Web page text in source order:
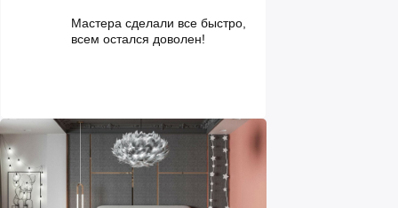
Мастера сделали все быстро,
всем остался доволен!